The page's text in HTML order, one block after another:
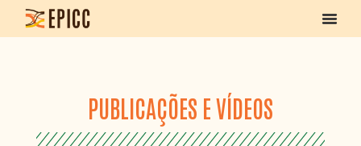
PUBLICAÇÕES E VÍDEOS